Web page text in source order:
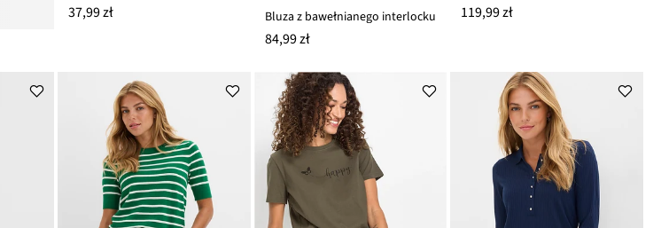
37,99 zł Bluza z bawełnianego interlocku
84,99 zł
119,99 zł